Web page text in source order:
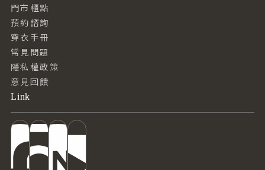
門市櫃點
預約諮詢
穿衣手冊
常見問題
隱私權政策
意見回饋
Link